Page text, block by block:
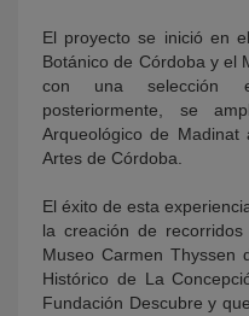
El proyecto se inició en
Botánico de Córdoba y el
con una selección
posteriormente, se
Arqueológico de
Artes de Córdoba.
El éxito de esta
la creación de
Museo Carmen Thyssen
Histórico de La
Fundación Descubre y